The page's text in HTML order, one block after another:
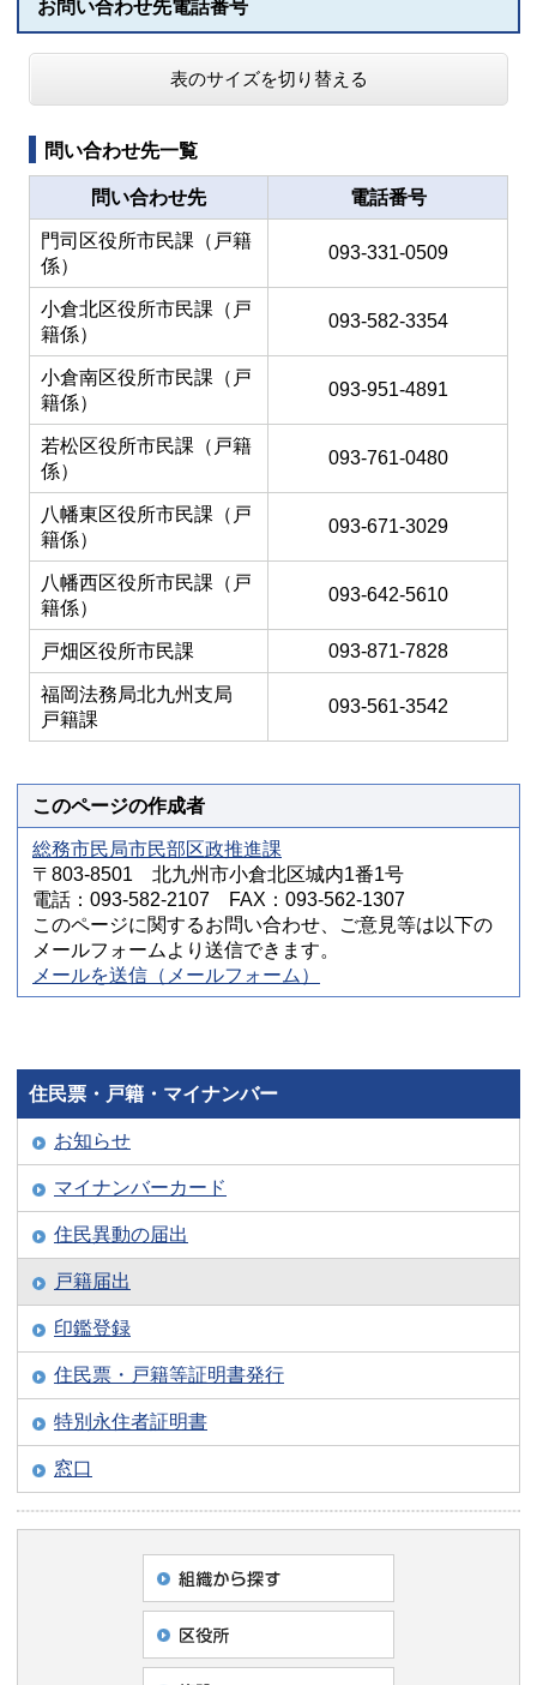
お問い合わせ先電話番号
表のサイズを切り替える
問い合わせ先一覧
問い合わせ先 電話番号
門司区役所市民課（戸籍
係）
093-331-0509
小倉北区役所市民課（戸
籍係）
093-582-3354
小倉南区役所市民課（戸
籍係）
093-951-4891
若松区役所市民課（戸籍
係）
093-761-0480
八幡東区役所市民課（戸
籍係）
093-671-3029
八幡西区役所市民課（戸
籍係）
093-642-5610
戸畑区役所市民課 093-871-7828
福岡法務局北九州支局
戸籍課
093-561-3542
このページの作成者
総務市民局市民部区政推進課
〒803-8501 北九州市小倉北区城内1番1号
電話：093-582-2107 FAX：093-562-1307
このページに関するお問い合わせ、ご意見等は以下の
メールフォームより送信できます。
メールを送信（メールフォーム）
住民票・戸籍・マイナンバー
お知らせ
マイナンバーカード
住民異動の届出
戸籍届出
印鑑登録
住民票・戸籍等証明書発行
特別永住者証明書
窓口